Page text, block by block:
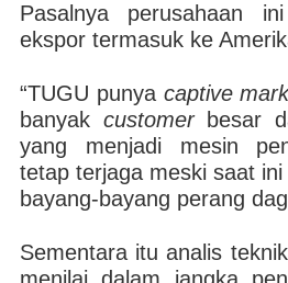
Pasalnya perusahaan
ekspor termasuk ke
“TUGU punya captive
banyak customerbesar
yang menjadi mesin
tetap terjaga meski saat
bayang-bayang perang
Sementara itu analis